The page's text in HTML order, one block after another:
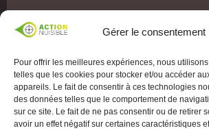
Gérer le consentement
Pour offrir les meilleures expériences, nous
telles que les cookies pour stocker et/ou accéder
appareils. Le fait de consentir à ces technologies
des données telles que le comportement de
sur ce site. Le fait de ne pas consentir ou de retirer
avoir un effet négatif sur certaines caractéristiques